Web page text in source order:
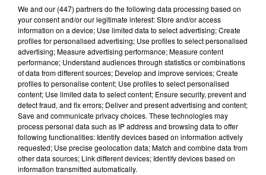
de menuiserie. On y retrouve aussi des organes,
comme un cœur et des poumons.
Il y a aussi de nouvelles têtes et de nouveaux
gestes : une femme et un homme qui nourrissent
un bébé, de nouveaux mariés, un nouveau visage
avec une larme ou encore des doigts pincés, tous
déclinés en diverses carnations. Apple ajoute
également un nouveau drapeau : celui de la
communauté trans. La liste complète des
nouveaux Emojis disponibles sur smartphone et
tablette est à retrouver surEmojipedia, la
plateforme qui édite les Emojis.
We and our (447) partnersdo the following data processing based on
your consent and/or our legitimate interest: Store and/or access
information on a device; Use limited data to select advertising; Create
profiles for personalised advertising; Use profiles to select personalised
advertising; Measure advertising performance; Measure content
performance; Understand audiences through statistics or combinations
of data from different sources; Develop and improve services; Create
profiles to personalise content; Use profiles to select personalised
content; Use limited data to select content; Ensure security, prevent and
detect fraud, and fix errors; Deliver and present advertising and content;
Save and communicate privacy choices. These technologies may
process personal data such as IP address and browsing data to offer
following functionalities: Identify devices based on information actively
requested; Use precise geolocation data; Match and combine data from
other data sources; Link different devices; Identify devices based on
information transmitted automatically.